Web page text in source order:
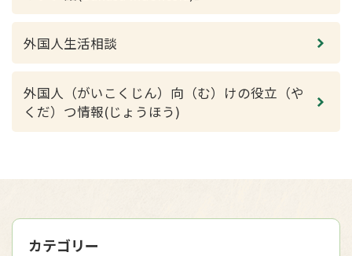
外国人生活相談
外国人（がいこくじん）向（む）けの役立（や
くだ）つ情報(じょうほう)
カテゴリー